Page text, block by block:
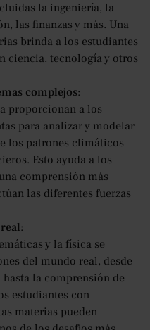
la ingeniería, la
las finanzas y más. Una
brinda a los estudiantes
ciencia, tecnología y otros
complejos:
proporcionan a los
para analizar y modelar
los patrones climáticos
Esto ayuda a los
comprensión más
las diferentes fuerzas
:
y la física se
del mundo real, desde
la comprensión de
estudiantes con
materias pueden